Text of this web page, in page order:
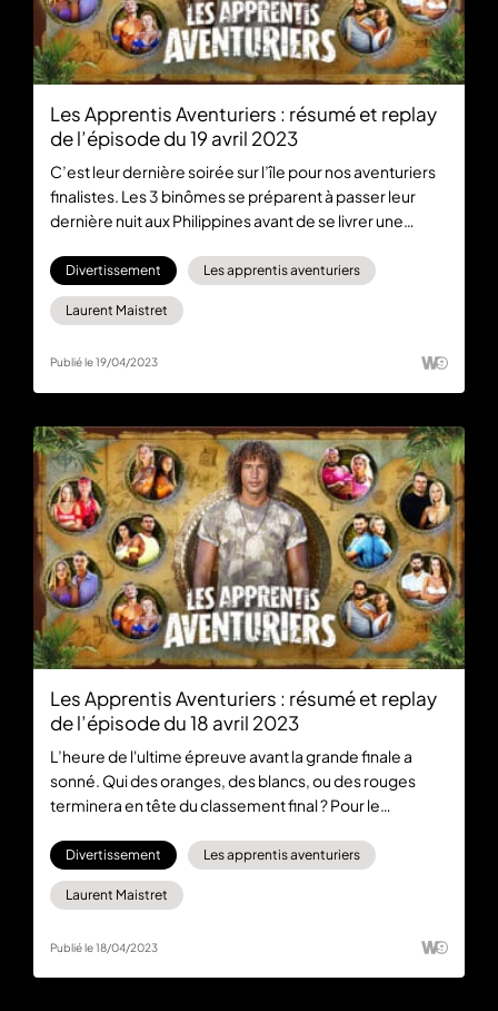
Les Apprentis Aventuriers : résumé et replay
de l’épisode du 19 avril 2023
C’est leur dernière soirée sur l’île pour nos aventuriers
finalistes. Les 3 binômes se préparent à passer leur
dernière nuit aux Philippines avant de se livrer une
le replay de l’épisode du 19 avril et sur 6play max pour
découvrir la grande finale en avant-première.
Divertissement Les apprentis aventuriers
Laurent Maistret
Publié le 19/04/2023
Les Apprentis Aventuriers : résumé et replay
de l’épisode du 18 avril 2023
L’heure de l'ultime épreuve avant la grande finale a
sonné. Qui des oranges, des blancs, ou des rouges
terminera en tête du classement final ? Pour le
visionner le replay gratuitement et en intégralité. Suivez
en avant-première la finale des Apprentis Aventuriers
en vous abonnant à 6play max.
Divertissement Les apprentis aventuriers
Laurent Maistret
Publié le 18/04/2023